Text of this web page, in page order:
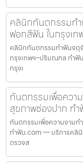
คลินิกทันตกรรมท
ฟอกสีฟัน ในกรุงเ
คลินิกทันตกรรมทำฟันจตุ
กรุงเทพฯ–ปริมณฑล ทำ
กรุงเ
ทันตกรรมเพื่อควา
สุขภาพช่องปาก ท
ทันตกรรมเพื่อความงาม
ทำฟัน.com — บริการคลิ
ตรวจส